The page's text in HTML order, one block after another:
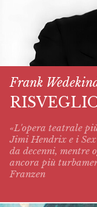
Frank
«L'opera teatrale
Jimi Hendrix e i
da decenni, mentre
ancora più
Franzen